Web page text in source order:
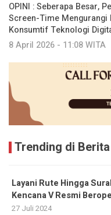
OPINI : Seberapa Besar,
Screen-Time Mengurangi
Konsumtif Teknologi
8 April 2026 - 11:08 WITA
Trending di
Layani Rute Hingga
Kencana V Resmi
27 Juli 2024